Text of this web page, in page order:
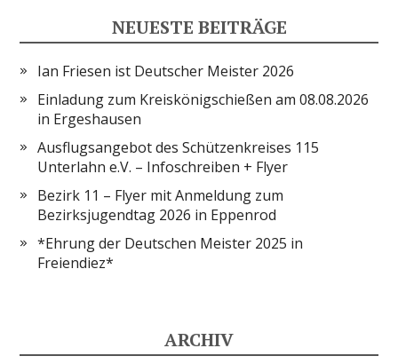
NEUESTE BEITRÄGE
Ian Friesen ist Deutscher Meister 2026
Einladung zum Kreiskönigschießen am 08.08.2026
in Ergeshausen
Ausflugsangebot des Schützenkreises 115
Unterlahn e.V. – Infoschreiben + Flyer
Bezirk 11 – Flyer mit Anmeldung zum
Bezirksjugendtag 2026 in Eppenrod
*Ehrung der Deutschen Meister 2025 in
Freiendiez*
ARCHIV